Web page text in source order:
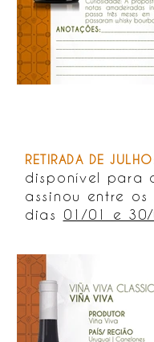
RETIRADA DE JULH
disponível para
assinou entre os
dias 01/01 e 30/